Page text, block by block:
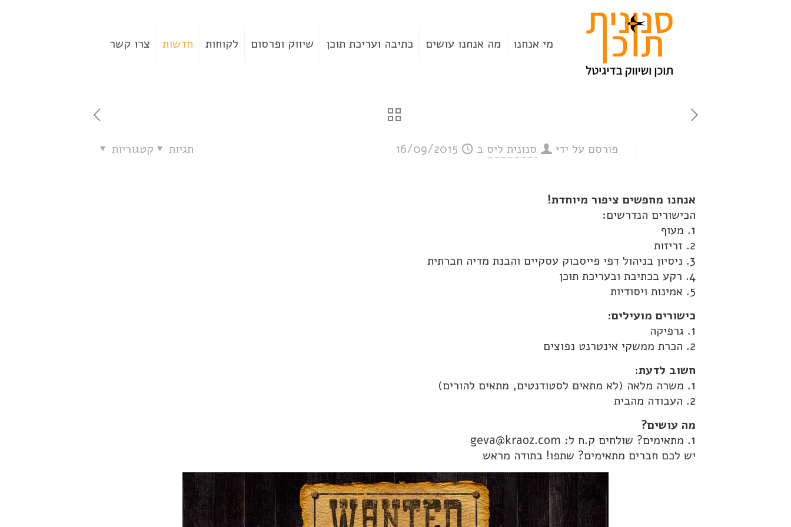
מי אנחנו מה אנחנו עושים כתיבה ועריכת תוכן שיווק ופרסום לקוחות חדשות צרו קשר
פורסם על ידי סנונית ליס ב 16/09/2015 קטגוריות תגיות
אנחנו מחפשים ציפור מיוחדת!
הכישורים הנדרשים:
1. מעוף
2. זריזות
3. ניסיון בניהול דפי פייסבוק עסקיים והבנת מדיה חברתית
4. רקע בכתיבת ובעריכת תוכן
5. אמינות ויסודיות
כישורים מועילים:
1. גרפיקה
2. הכרת ממשקי אינטרנט נפוצים
חשוב לדעת:
1. משרה מלאה (לא מתאים לסטודנטים, מתאים להורים)
2. העבודה מהבית
מה עושים?
1. מתאימים? שולחים ק.ח ל: geva@kraoz.com
יש לכם חברים מתאימים? שתפו! בתודה מראש